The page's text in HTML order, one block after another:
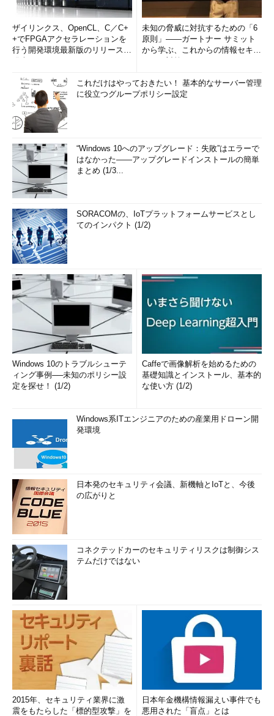
ザイリンクス、OpenCL、C／C+
+でFPGAアクセラレーションを
行う開発環境最新版のリリースを
未知の脅威に対抗するための「6
原則」――ガートナー サミット
から学ぶ、これからの情報セキュ
これだけはやっておきたい！ 基本的なサーバー管理
に役立つグループポリシー設定
“Windows 10へのアップグレード：失敗”はエラーで
はなかった――アップグレードインストールの簡単
まとめ (1/3...
SORACOMの、IoTプラットフォームサービスとし
てのインパクト (1/2)
Windows 10のトラブルシューテ
ィング事例──未知のポリシー設
定を探せ！ (1/2)
Caffeで画像解析を始めるための
基礎知識とインストール、基本的
な使い方 (1/2)
Windows系ITエンジニアのための産業用ドローン開
発環境
日本発のセキュリティ会議、新機軸とIoTと、今後
の広がりと
コネクテッドカーのセキュリティリスクは制御シス
テムだけではない
2015年、セキュリティ業界に激
震をもたらした「標的型攻撃」を
日本年金機構情報漏えい事件でも
悪用された「盲点」とは